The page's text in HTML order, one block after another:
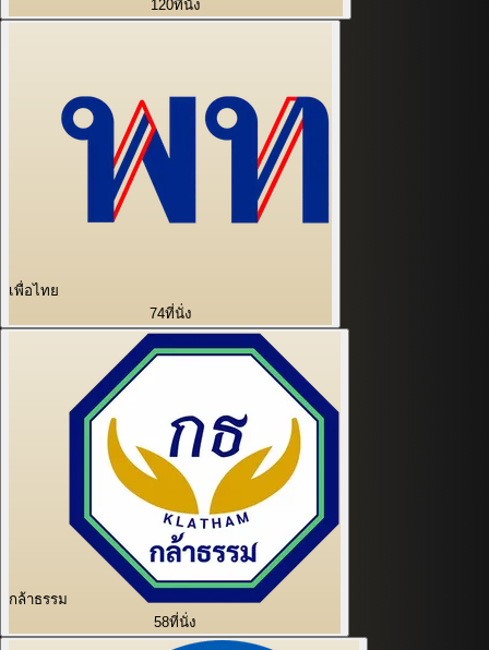
120ที่นั่ง
เพื่อไทย
74ที่นั่ง
กล้าธรรม
58ที่นั่ง